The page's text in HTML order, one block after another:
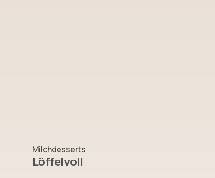
Milchdesserts
Löffelvoll